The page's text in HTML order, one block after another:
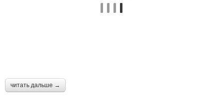
читать дальше →